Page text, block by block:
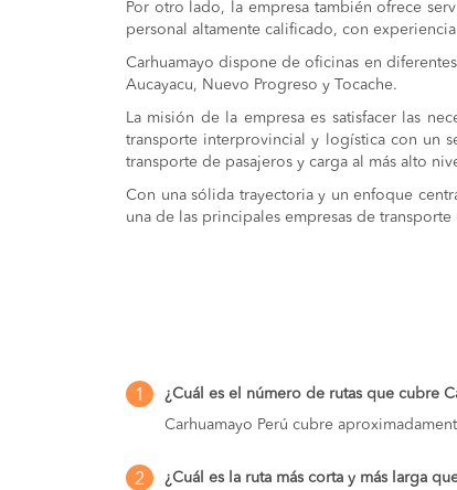
San Rafael a Lima
Ambo a Lima
Lima a Carhuamayo
Junin a Lima
Por otro lado, la empresa también ofrece
personal altamente calificado, con
Carhuamayo dispone de oficinas en
Aucayacu, Nuevo Progreso y Tocache.
La misión de la empresa es satisfacer las
transporte interprovincial y logística con un
transporte de pasajeros y carga al más alto
Con una sólida trayectoria y un enfoque
una de las principales empresas de
1
¿Cuál es el número de rutas que cubre
Carhuamayo Perú cubre
2
¿Cuál es la ruta más corta y más larga